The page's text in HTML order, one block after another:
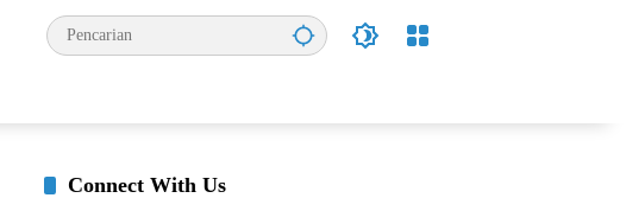
Connect With Us